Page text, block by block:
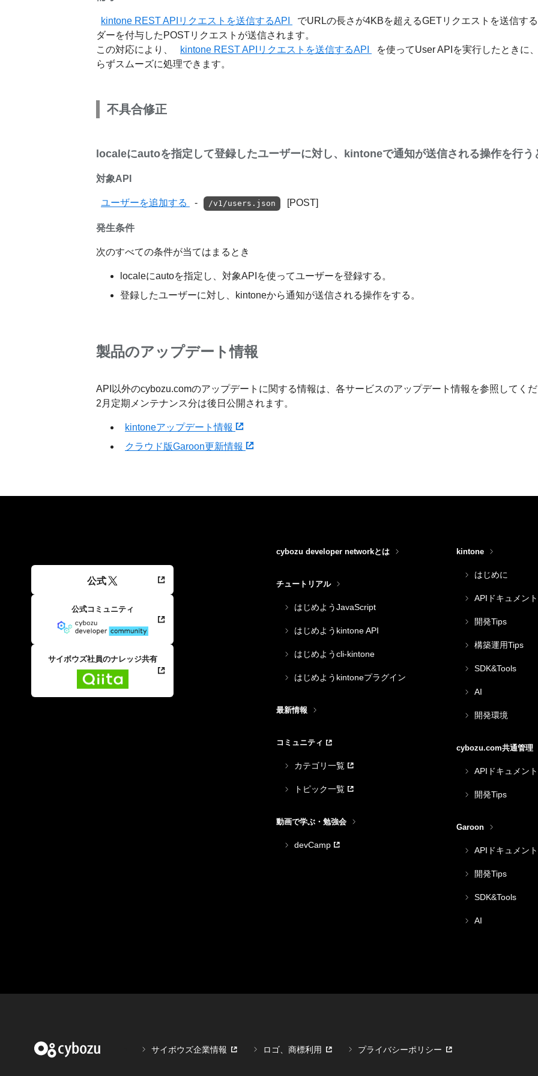
kintone REST APIリクエストを送信するAPI
でURLの長さが4KBを超えるGETリクエストを送信す
ダーを付与したPOSTリクエストが送信されます。
この対応により、
kintone REST APIリクエストを送信するAPI
を使ってUser APIを実行したときに
らずスムーズに処理できます。
不具合修正
localeにautoを指定して登録したユーザーに対し、kintoneで通知が送信される操作を行
対象API
ユーザーを追加する - /v1/users.json [POST]
発生条件
次のすべての条件が当てはまるとき
localeにautoを指定し、対象APIを使ってユーザーを登録する。
登録したユーザーに対し、kintoneから通知が送信される操作をする。
製品のアップデート情報
API以外のcybozu.comのアップデートに関する情報は、各サービスのアップデート情報を参照してく
2月定期メンテナンス分は後日公開されます。
kintoneアップデート情報
クラウド版Garoon更新情報
公式
公式コミュニティ
サイボウズ社員のナレッジ共有
cybozu developer networkとは
チュートリアル
はじめようJavaScript
はじめようkintone API
はじめようcli-kintone
はじめようkintoneプラグイン
最新情報
コミュニティ
カテゴリ一覧
トピック一覧
動画で学ぶ・勉強会
devCamp
kintone
はじめに
APIドキュメント
開発Tips
構築運用Tips
SDK&Tools
AI
開発環境
cybozu.com共通管理
APIドキュメント
開発Tips
Garoon
APIドキュメント
開発Tips
SDK&Tools
AI
サイボウズ企業情報 ロゴ、商標利用 プライバシーポリシー